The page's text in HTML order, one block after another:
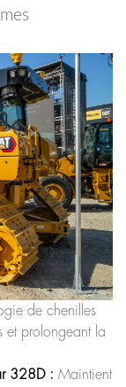
de chenilles
et prolongeant la
328D : Maintient